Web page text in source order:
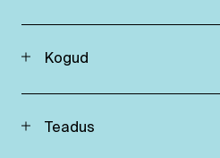
Kogud
Teadus